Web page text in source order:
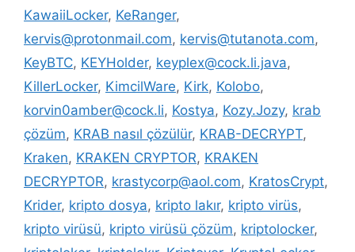
KawaiiLocker, KeRanger,
kervis@protonmail.com, kervis@tutanota.com,
KeyBTC, KEYHolder, keyplex@cock.li.java,
KillerLocker, KimcilWare, Kirk, Kolobo,
korvin0amber@cock.li, Kostya, Kozy.Jozy, krab
çözüm, KRAB nasıl çözülür, KRAB-DECRYPT,
Kraken, KRAKEN CRYPTOR, KRAKEN
DECRYPTOR, krastycorp@aol.com, KratosCrypt,
Krider, kripto dosya, kripto lakır, kripto virüs,
kripto virüsü, kripto virüsü çözüm, kriptolocker,